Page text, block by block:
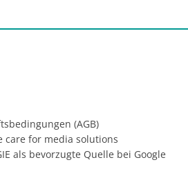
(AGB)
care for media solutions
als bevorzugte Quelle bei Google